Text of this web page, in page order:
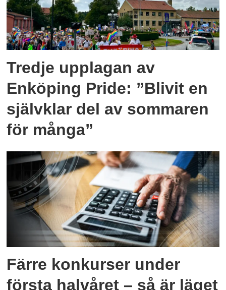
Tredje upplagan av
Enköping Pride: ”Blivit en
självklar del av sommaren
för många”
Färre konkurser under
första halvåret – så är läget